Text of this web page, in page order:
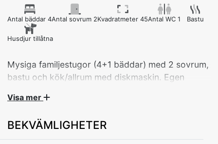
Antal bäddar 4Antal sovrum 2Kvadratmeter 45Antal WC 1 Bastu
Husdjur tillåtna
Mysiga familjestugor (4+1 bäddar) med 2 sovrum,
bastu och kök/allrum med diskmaskin. Egen
m promenad till restaurang, sjön och fyrstolsliften.
INFO 2025/2026
Under vintersäsongen kommer vi att bygga ett nytt
Visa mer
BEKVÄMLIGHETER